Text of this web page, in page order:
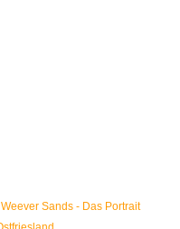
Sands - Das Portrait